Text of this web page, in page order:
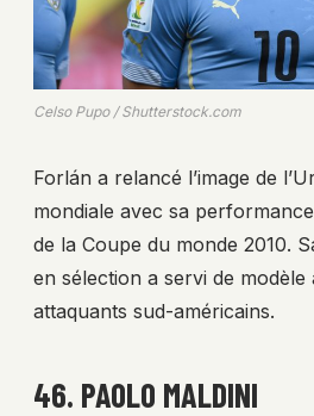
Celso Pupo / Shutterstock.com
Forlán a relancé l’image de
mondiale avec sa
de la Coupe du monde 2010.
en sélection a servi de
attaquants sud-américains.
46. PAOLO MALDINI